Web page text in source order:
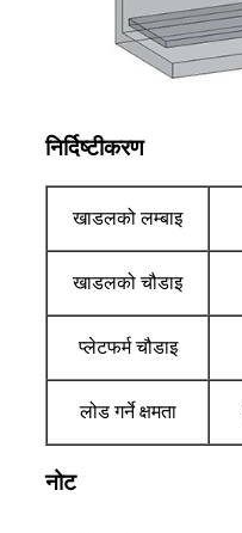
निर्दिष्टीकरण
खाडलको लम्बाइ
खाडलको चौडाइ
प्लेटफर्म चौडाइ
लोड गर्ने क्षमता
नोट